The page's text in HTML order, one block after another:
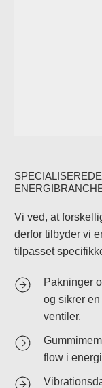
Vi ved, at
derfor tilbyder vi
tilpasset
Pakninger
og sikrer
ventiler.
flow i